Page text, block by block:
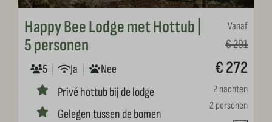
Vanaf
€ 291
€ 272
2 nachten
2 personen
Happy Bee Lodge met Hottub |
5 personen
5 Ja
Nee
Privé hottub bij de lodge
Gelegen tussen de bomen